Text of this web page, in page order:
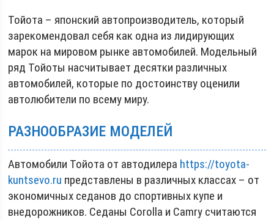
Тойота – японский автопроизводитель, который
зарекомендовал себя как одна из лидирующих
марок на мировом рынке автомобилей. Модельный
ряд Тойоты насчитывает десятки различных
автомобилей, которые по достоинству оценили
автолюбители по всему миру.
РАЗНООБРАЗИЕ МОДЕЛЕЙ
Автомобили Тойота от автодилера https://toyota-
kuntsevo.ru представлены в различных классах – от
экономичных седанов до спортивных купе и
внедорожников. Седаны Corolla и Camry считаются